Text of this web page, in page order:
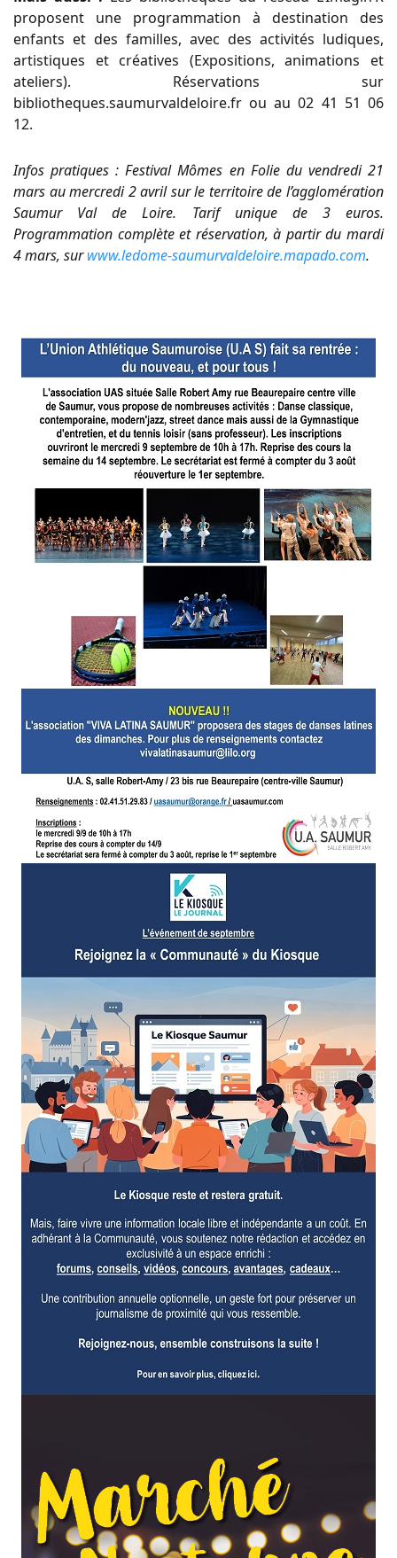
proposent une programmation à destination des
enfants et des familles, avec des activités ludiques,
artistiques et créatives (Expositions, animations et
ateliers). Réservations sur
bibliotheques.saumurvaldeloire.fr ou au 02 41 51 06
12.
Infos pratiques : Festival Mômes en Folie du vendredi 21
mars au mercredi 2 avril sur le territoire de l’agglomération
Saumur Val de Loire. Tarif unique de 3 euros.
Programmation complète et réservation, à partir du mardi
4 mars, surwww.ledome-saumurvaldeloire.mapado.com.